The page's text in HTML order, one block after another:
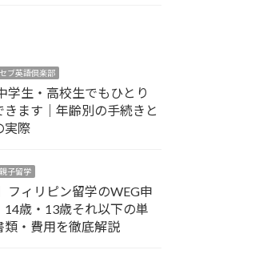
セブ英語倶楽部
学生・高校生でもひとり
ます｜年齢別の手続きと
実際
親子留学
フィリピン留学のWEG申
14歳・13歳それ以下の単
類・費用を徹底解説